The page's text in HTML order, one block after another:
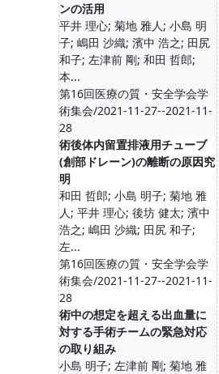
ンの活用
平井 理心; 菊地 雅人; 小島 明
子; 嶋田 沙織; 濱中 浩之; 田尻
和子; 左津前 剛; 和田 哲郎;
本...
第16回医療の質・安全学会学
術集会/2021-11-27--2021-11-
28
術後体内留置排液用チューブ
(創部ドレーン)の離断の原因究
明
和田 哲郎; 小島 明子; 菊地 雅
人; 平井 理心; 後坊 健太; 濱中
浩之; 嶋田 沙織; 田尻 和子;
左...
第16回医療の質・安全学会学
術集会/2021-11-27--2021-11-
28
術中の想定を超える出血量に
対する手術チームの緊急対応
の取り組み
小島 明子; 左津前 剛; 菊地 雅